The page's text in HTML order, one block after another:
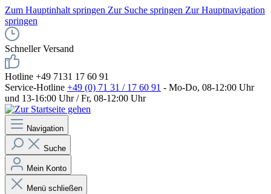
Zum Hauptinhalt springen Zur Suche springen Zur Hauptnavigation
springen
Schneller Versand
Hotline +49 7131 17 60 91
Service-Hotline +49 (0) 71 31 / 17 60 91 - Mo-Do, 08-12:00 Uhr
und 13-16:00 Uhr / Fr, 08-12:00 Uhr
Navigation
Suche
Mein Konto
Menü schließen